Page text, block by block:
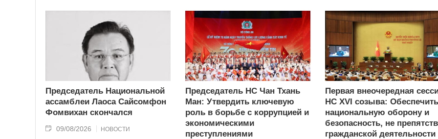
Председатель Национальной
ассамблеи Лаоса Сайсомфон
Фомвихан скончался
09/08/2026 НОВОСТИ
Председатель НС Чан Тхань
Ман: Утвердить ключевую
роль в борьбе с коррупцией и
экономическими
преступлениями
Первая внеочередная
НС XVI созыва: Обеспечить
национальную оборону и
безопасность, не
гражданской деятельности